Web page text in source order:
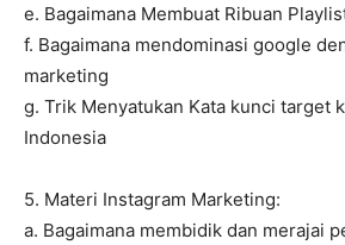
e. Bagaimana Membuat Ribuan
f. Bagaimana mendominasi google
marketing
g. Trik Menyatukan Kata kunci target
Indonesia
5. Materi Instagram Marketing:
a. Bagaimana membidik dan merajai